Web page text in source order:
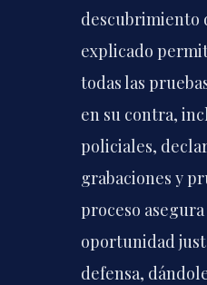
descubrimiento
explicado
todas las
en su contra,
policiales,
grabaciones y
proceso
oportunidad
defensa,